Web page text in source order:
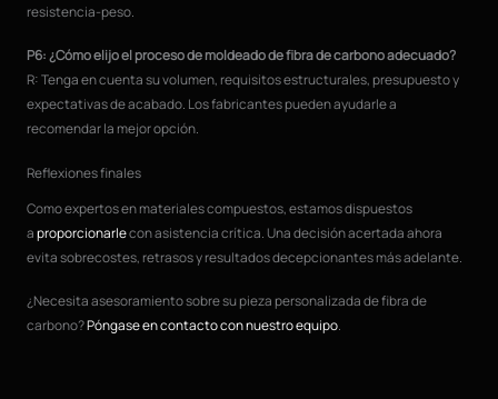
resistencia-peso.
P6: ¿Cómo elijo el proceso de moldeado de fibra de carbono adecuado?
R: Tenga en cuenta su volumen, requisitos estructurales, presupuesto y
expectativas de acabado. Los fabricantes pueden ayudarle a
recomendar la mejor opción.
Reflexiones finales
Como expertos en materiales compuestos, estamos dispuestos
aproporcionarlecon asistencia crítica. Una decisión acertada ahora
evita sobrecostes, retrasos y resultados decepcionantes más adelante.
¿Necesita asesoramiento sobre su pieza personalizada de fibra de
carbono?Póngase en contacto con nuestro equipo.